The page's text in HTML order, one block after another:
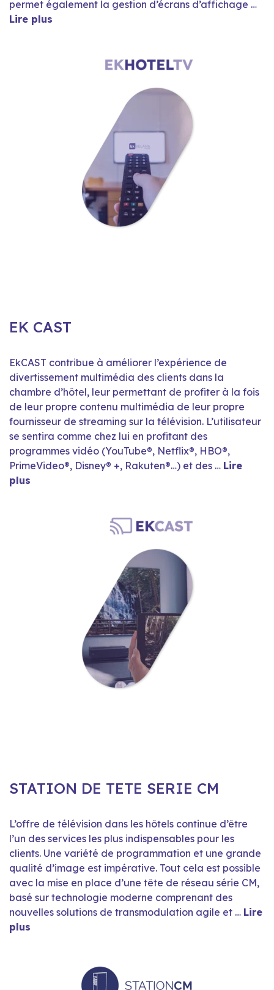
permet également la gestion d’écrans d’affichage …
Lire plus
EK CAST
EkCAST contribue à améliorer l’expérience de
divertissement multimédia des clients dans la
chambre d’hôtel, leur permettant de profiter à la fois
de leur propre contenu multimédia de leur propre
fournisseur de streaming sur la télévision. L’utilisateur
se sentira comme chez lui en profitant des
programmes vidéo (YouTube®, Netflix®, HBO®,
PrimeVideo®, Disney® +, Rakuten®…) et des … Lire
plus
STATION DE TETE SERIE CM
L’offre de télévision dans les hôtels continue d’être
l’un des services les plus indispensables pour les
clients. Une variété de programmation et une grande
qualité d’image est impérative. Tout cela est possible
avec la mise en place d’une tête de réseau série CM,
basé sur technologie moderne comprenant des
nouvelles solutions de transmodulation agile et … Lire
plus